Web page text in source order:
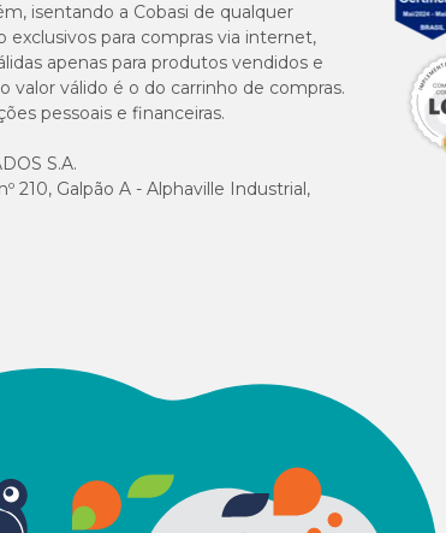
isentando a Cobasi de qualquer
para compras via internet,
apenas para produtos vendidos e
valor válido é o do carrinho de compras.
pessoais e financeiras.
S.A.
210, Galpão A - Alphaville Industrial,